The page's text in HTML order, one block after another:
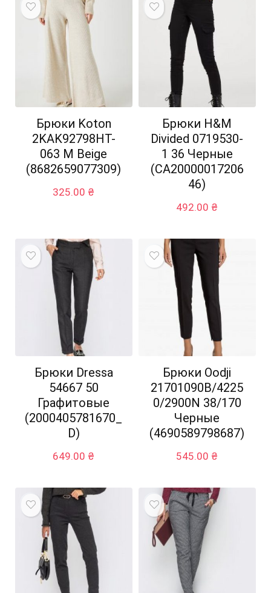
Брюки Koton
2KAK92798HT-
063 M Beige
(8682659077309)
325.00 ₴
Брюки H&M
Divided 0719530-
1 36 Черные
(СА20000017206
46)
492.00 ₴
Брюки Dressa
54667 50
Графитовые
(2000405781670_
D)
649.00 ₴
Брюки Оodji
21701090B/4225
0/2900N 38/170
Черные
(4690589798687)
545.00 ₴